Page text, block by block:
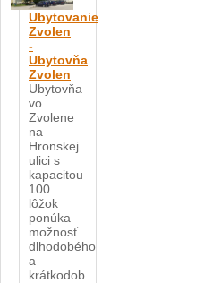
Ubytovanie
Zvolen
-
Ubytovňa
Zvolen
Ubytovňa
vo
Zvolene
na
Hronskej
ulici s
kapacitou
100
lôžok
ponúka
možnosť
dlhodobého
a
krátkodob...